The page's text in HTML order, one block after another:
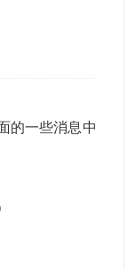
的一些消息中